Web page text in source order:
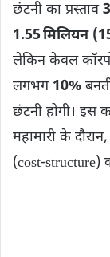
छंटनी का प्रस्ताव
1.55 मिलियन
लेकिन केवल
लगभग 10%
छंटनी होगी। इस
महामारी के
(cost‑structure)